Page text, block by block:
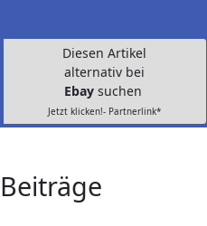
Diesen Artikel
alternativ bei
Ebay suchen
Jetzt klicken!- Partnerlink*